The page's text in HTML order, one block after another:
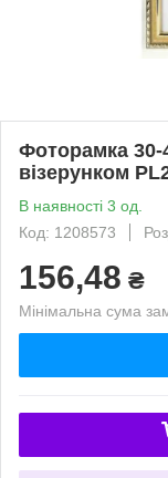
Фоторамка 30-
візерунком
В наявності 3 од.
Код: 1208573
156,48 ₴
Мінімальна сума